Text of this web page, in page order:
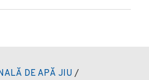
DE APĂ JIU /